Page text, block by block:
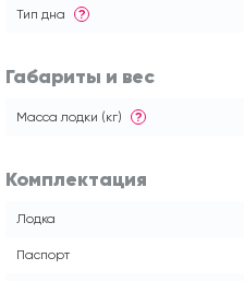
Тип дна ?
Габариты и вес
Масса лодки (кг) ?
Комплектация
Лодка
Паспорт